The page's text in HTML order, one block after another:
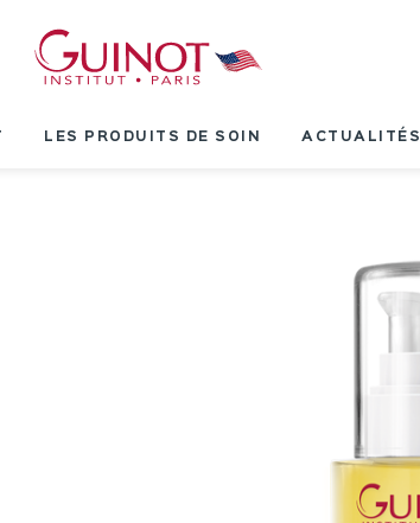
LES PRODUITS DE SOIN ACTUALITÉS